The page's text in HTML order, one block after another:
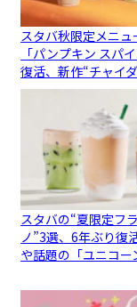
スタバ秋限定メニュ
「パンプキン スパイ
復活、新作“チャイ
スタバの“夏限定フ
ノ”3選、6年ぶり復
や話題の「ユニコー